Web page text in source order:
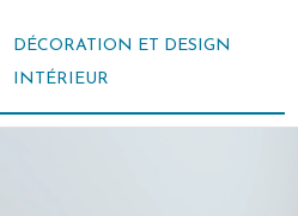
DÉCORATION ET DESIGN
INTÉRIEUR